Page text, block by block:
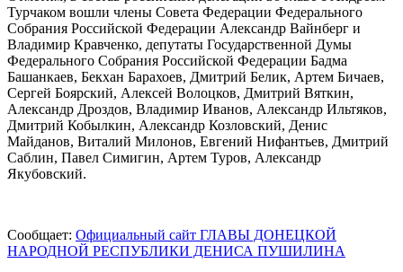
Турчаком вошли члены Совета Федерации Федерального
Собрания Российской Федерации Александр Вайнберг и
Владимир Кравченко, депутаты Государственной Думы
Федерального Собрания Российской Федерации Бадма
Башанкаев, Бекхан Барахоев, Дмитрий Белик, Артем Бичаев,
Сергей Боярский, Алексей Волоцков, Дмитрий Вяткин,
Александр Дроздов, Владимир Иванов, Александр Ильтяков,
Дмитрий Кобылкин, Александр Козловский, Денис
Майданов, Виталий Милонов, Евгений Нифантьев, Дмитрий
Саблин, Павел Симигин, Артем Туров, Александр
Якубовский.
Сообщает: Официальный сайт ГЛАВЫ ДОНЕЦКОЙ
НАРОДНОЙ РЕСПУБЛИКИ ДЕНИСА ПУШИЛИНА